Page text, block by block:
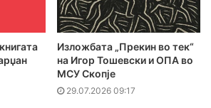
Изложбата „Прекин во тек“
на Игор Тошевски и ОПА во
МСУ Скопје
29.07.2026 09:17